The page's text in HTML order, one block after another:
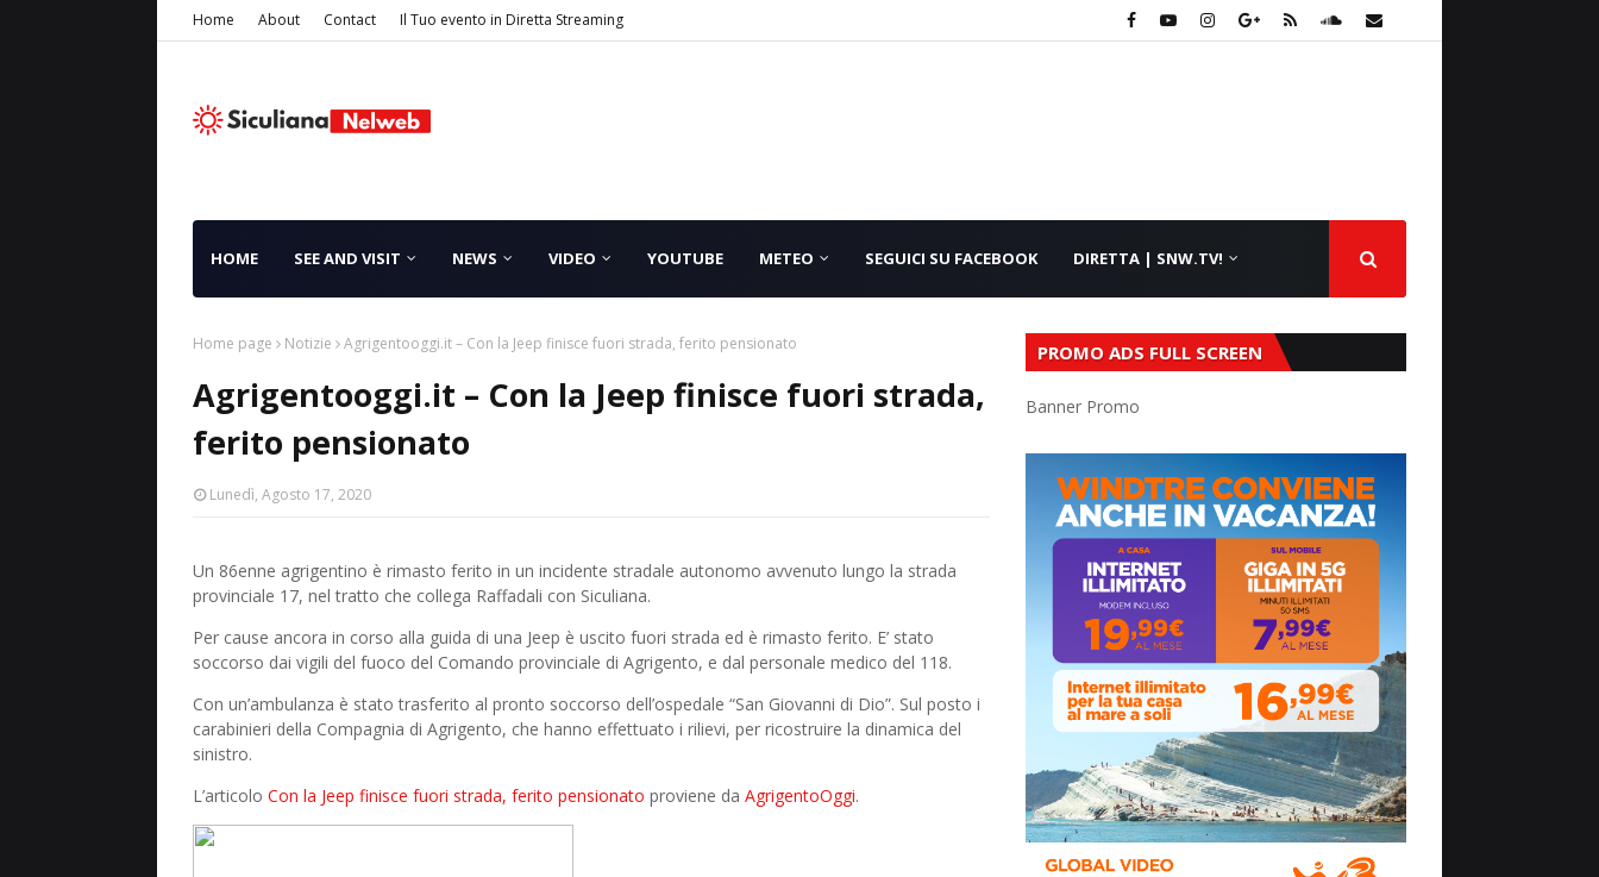
Home About Contact Il Tuo evento in Diretta Streaming
HOME SEE AND VISIT NEWS VIDEO YOUTUBE METEO SEGUICI SU FACEBOOK DIRETTA | SNW.TV!
Home page Notizie Agrigentooggi.it – Con la Jeep finisce fuori strada, ferito pensionato
Agrigentooggi.it – Con la Jeep finisce fuori strada,
ferito pensionato
Lunedì, Agosto 17, 2020
Un 86enne agrigentino è rimasto ferito in un incidente stradale autonomo avvenuto lungo la strada
provinciale 17, nel tratto che collega Raffadali con Siculiana.
Per cause ancora in corso alla guida di una Jeep è uscito fuori strada ed è rimasto ferito. E’ stato
soccorso dai vigili del fuoco del Comando provinciale di Agrigento, e dal personale medico del 118.
Con un’ambulanza è stato trasferito al pronto soccorso dell’ospedale “San Giovanni di Dio”. Sul posto i
carabinieri della Compagnia di Agrigento, che hanno effettuato i rilievi, per ricostruire la dinamica del
sinistro.
L’articolo Con la Jeep finisce fuori strada, ferito pensionato proviene da AgrigentoOggi.
PROMO ADS FULL SCREEN
Banner Promo